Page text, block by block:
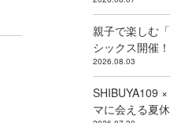
親子で楽しむ
シックス開催！
2026.08.03
SHIBUYA109
マに会える夏